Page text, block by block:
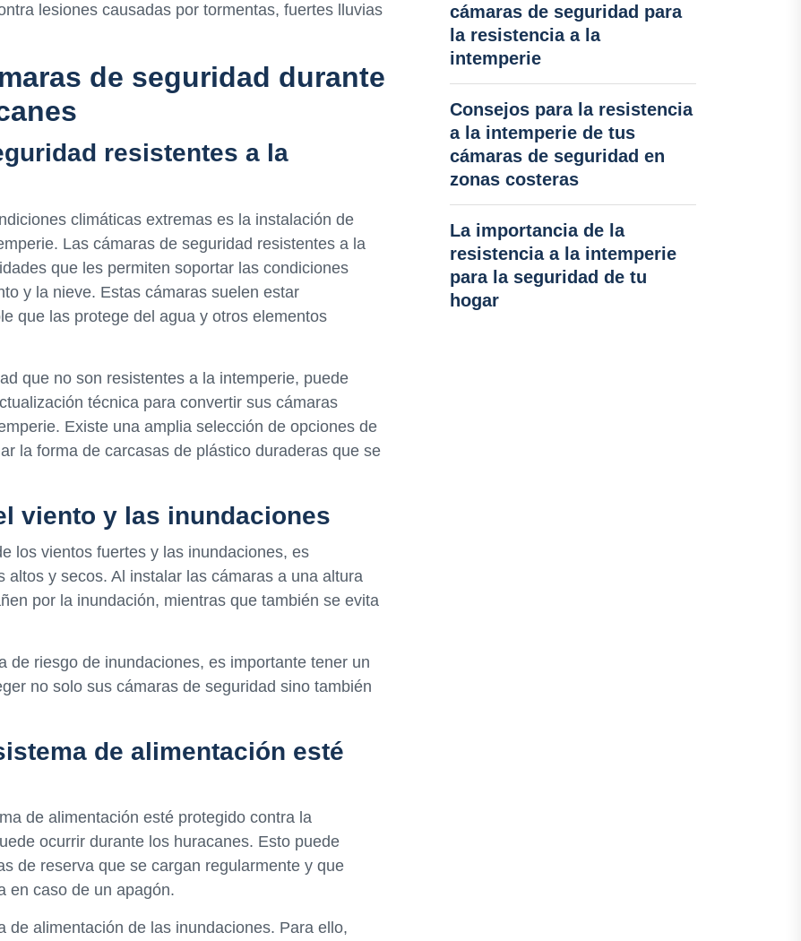
lesiones causadas por tormentas, fuertes lluvias
de seguridad durante
resistentes a la
climáticas extremas es la instalación de
Las cámaras de seguridad resistentes a la
que les permiten soportar las condiciones
y la nieve. Estas cámaras suelen estar
que las protege del agua y otros elementos
que no son resistentes a la intemperie, puede
técnica para convertir sus cámaras
Existe una amplia selección de opciones de
la forma de carcasas de plástico duraderas que se
viento y las inundaciones
los vientos fuertes y las inundaciones, es
y secos. Al instalar las cámaras a una altura
por la inundación, mientras que también se evita
de riesgo de inundaciones, es importante tener un
no solo sus cámaras de seguridad sino también
de alimentación esté
de alimentación esté protegido contra la
ocurrir durante los huracanes. Esto puede
de reserva que se cargan regularmente y que
en caso de un apagón.
de alimentación de las inundaciones. Para ello,
cámaras de seguridad para
la resistencia a la
intemperie
Consejos para la resistencia
a la intemperie de tus
cámaras de seguridad en
zonas costeras
La importancia de la
resistencia a la intemperie
para la seguridad de tu
hogar